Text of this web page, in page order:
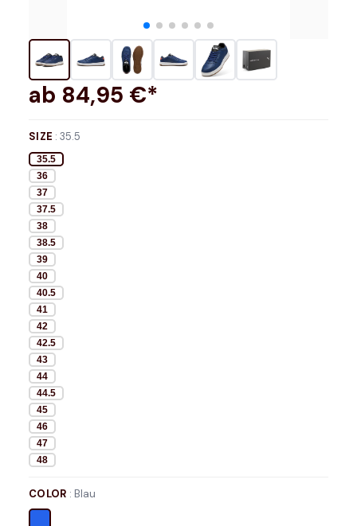
ab 84,95 €*
SIZE :35.5
35.5
36
37
37.5
38
38.5
39
40
40.5
41
42
42.5
43
44
44.5
45
46
47
48
COLOR : Blau